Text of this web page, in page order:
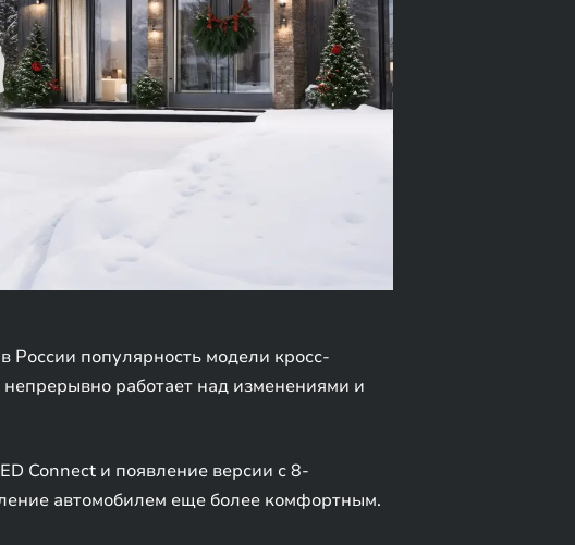
России популярность модели кросс-
работает над изменениями и
Connect и появление версии с 8-
автомобилем еще более комфортным.